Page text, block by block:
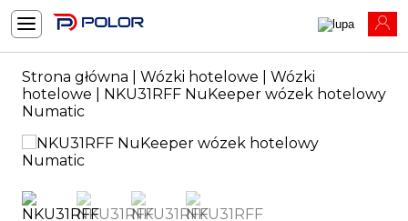
Strona główna Wózki hotelowe
Wózki
hotelowe | NKU31RFF NuKeeper wózek hotelowy
Numatic